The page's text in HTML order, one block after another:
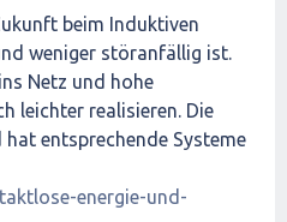
beim Induktiven
weniger störanfällig ist.
Netz und hohe
leichter realisieren. Die
entsprechende Systeme
energie-und-